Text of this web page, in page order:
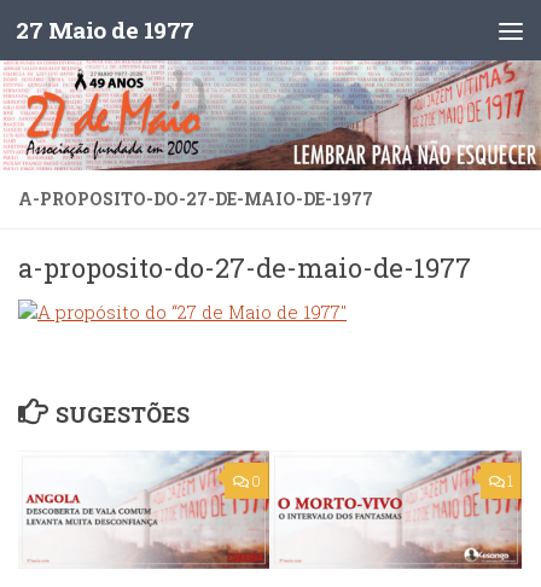
Skip to content
27 Maio de 1977
A-PROPOSITO-DO-27-DE-MAIO-DE-1977
a-proposito-do-27-de-maio-de-1977
SUGESTÕES
0 1